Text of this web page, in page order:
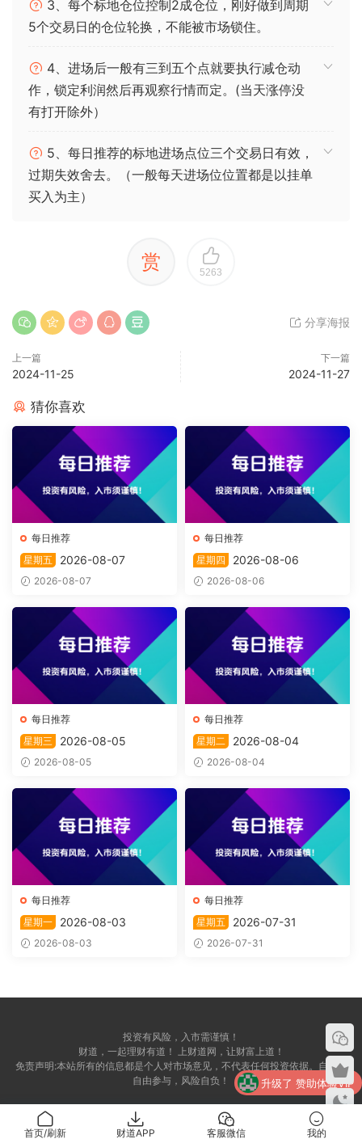
3、每个标地仓位控制2成仓位，刚好做到周期
5个交易日的仓位轮换，不能被市场锁住。
4、进场后一般有三到五个点就要执行减仓动
作，锁定利润然后再观察行情而定。(当天涨停没
有打开除外）
5、每日推荐的标地进场点位三个交易日有效，
过期失效舍去。（一般每天进场位位置都是以挂单
买入为主）
赏 5263
分享海报
上一篇
2024-11-25
下一篇
2024-11-27
猜你喜欢
每日推荐
星期五
2026-08-07
2026-08-07
每日推荐
星期四
2026-08-06
2026-08-06
每日推荐
星期三
2026-08-05
2026-08-05
每日推荐
星期二
2026-08-04
2026-08-04
每日推荐
星期一
2026-08-03
2026-08-03
每日推荐
星期五
2026-07-31
2026-07-31
投资有风险，入市需谨慎！
财道，一起理财有道！ 上财道网，让财富上道！
免责声明:本站所有的信息都是个人对市场意见，不代表任何投资依据。自愿，
自由参与，风险自负！
首页/刷新 财道APP 客服微信 我的
升级了 赞助体验VIP
升级了 赞助体验VIP